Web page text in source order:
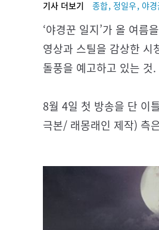
기사 더보기 종합, 정일우, 야
‘야경꾼 일지’가 올 여름
영상과 스틸을 감상한 시
돌풍을 예고하고 있는 것.
8월 4일 첫 방송을 단 이
극본/ 래몽래인 제작) 측